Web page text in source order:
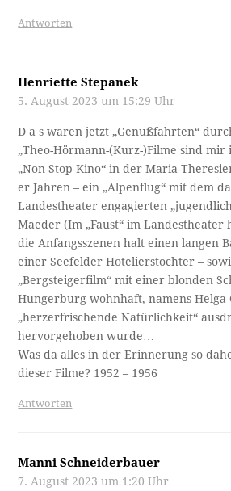
Antworten
Henriette Stepanek
5. August 2023 um 15:29 Uhr
D a s waren jetzt „Genußfahrten“
„Theo-Hörmann-(Kurz-)Filme sind
„Non-Stop-Kino“ in der Maria-
er Jahren – ein „Alpenflug“ mit dem
Landestheater engagierten
Maeder (Im „Faust“ im Landestheater
die Anfangsszenen halt einen langen
einer Seefelder Hotelierstochter –
„Bergsteigerfilm“ mit einer blonden
Hungerburg wohnhaft, namens Helga
„herzerfrischende Natürlichkeit“
hervorgehoben wurde…
Was da alles in der Erinnerung so
dieser Filme? 1952 – 1956
Antworten
Manni Schneiderbauer
7. August 2023 um 1:20 Uhr